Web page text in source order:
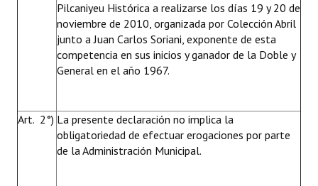
Pilcaniyeu Histórica a realizarse los días 19 y 20 de
noviembre de 2010, organizada por Colección Abril
junto a Juan Carlos Soriani, exponente de esta
competencia en sus inicios y ganador de la Doble y
General en el año 1967.
Art. 2°) La presente declaración no implica la
obligatoriedad de efectuar erogaciones por parte
de la Administración Municipal.